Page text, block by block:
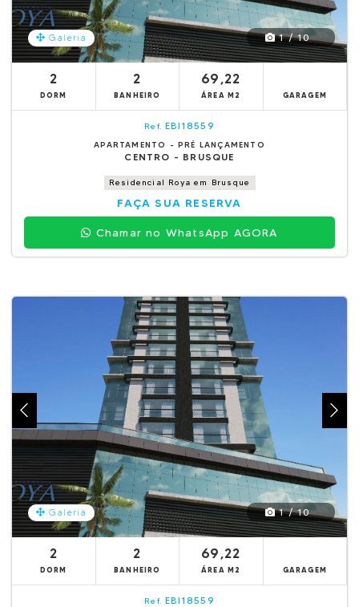
Galeria 1 / 10
2
DORM
2
BANHEIRO
69,22
ÁREA M2 GARAGEM
Ref. EBI18559
APARTAMENTO - PRÉ LANÇAMENTO
CENTRO - BRUSQUE
Residencial Roya em Brusque
FAÇA SUA RESERVA
Chamar no WhatsApp AGORA
Galeria 1 / 10
2
DORM
2
BANHEIRO
69,22
ÁREA M2 GARAGEM
Ref. EBI18559